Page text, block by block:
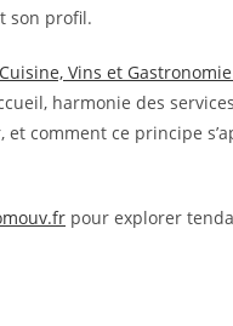
son profil.
Cuisine, Vins et
harmonie des
comment ce principe
pour explorer